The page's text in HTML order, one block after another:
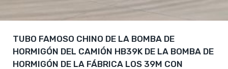
TUBO FAMOSO CHINO DE LA BOMBA DE
HORMIGÓN DEL CAMIÓN HB39K DE LA BOMBA DE
HORMIGÓN DE LA FÁBRICA LOS 39M CON